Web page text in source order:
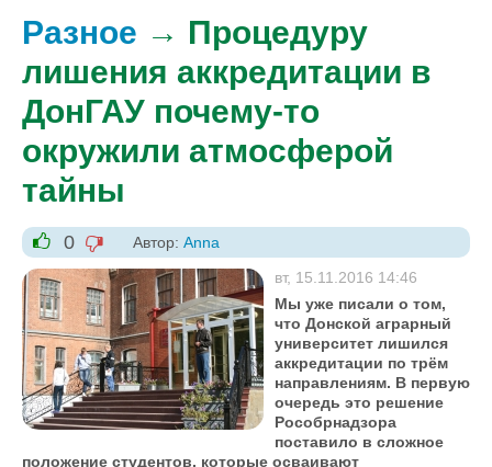
Разное → Процедуру
лишения аккредитации в
ДонГАУ почему-то
окружили атмосферой
тайны
+1
0
-1
Автор: Anna
вт, 15.11.2016 14:46
Мы уже писали о том,
что Донской аграрный
университет лишился
аккредитации по трём
направлениям. В первую
очередь это решение
Рособрнадзора
поставило в сложное
положение студентов, которые осваивают